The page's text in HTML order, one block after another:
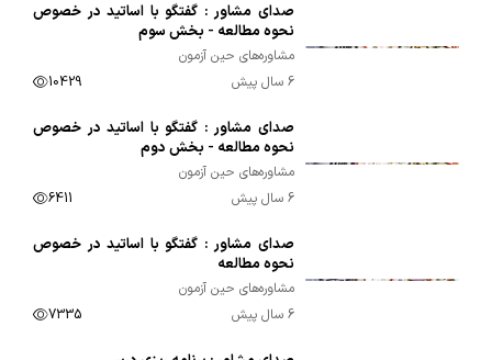
صدای مشاور : گفتگو با اساتید در خصوص
نحوه مطالعه - بخش سوم
مشاوره‌های حین آزمون
6 سال پیش
10429
صدای مشاور : گفتگو با اساتید در خصوص
نحوه مطالعه - بخش دوم
مشاوره‌های حین آزمون
6 سال پیش
6411
صدای مشاور : گفتگو با اساتید در خصوص
نحوه مطالعه
مشاوره‌های حین آزمون
6 سال پیش
7335